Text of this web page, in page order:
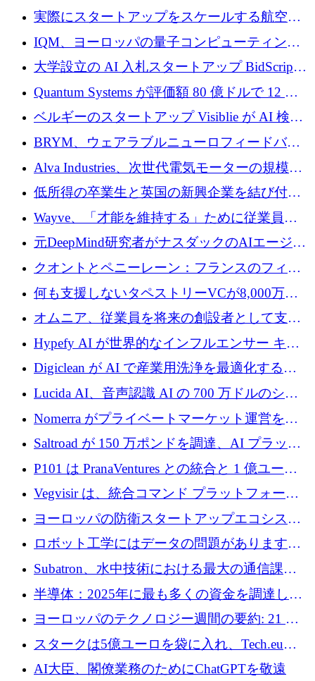
するためにシリーズ A で 2,000 万ドルを確保
実際にスタートアップをスケールする航空イ
ノベーション モデルを学ぶ
IQM、ヨーロッパの量子コンピューティング
企業として初めて米国の主要取引所に上場
大学設立の AI 入札スタートアップ BidScript
がプレシード資金総額 100 万ドルを突破
Quantum Systems が評価額 80 億ドルで 12 億
ドルを調達
ベルギーのスタートアップ Visiblie が AI 検索
の可視化のために 50 万ユーロを調達
BRYM、ウェアラブルニューロフィードバッ
クプラットフォームの開発に65万ユーロを確
Alva Industries、次世代電気モーターの規模拡
大に 1,600 万ユーロを調達
低所得の卒業生と英国の新興企業を結び付け
るためにCommon Pathを開始
Wayve、「才能を維持する」ために従業員に
8,500万ドルの株式公開買い付けを実施
元DeepMind研究者がナスダックのAIエージェ
ントを拡張するためにCreandumの資金調達で
記録を獲得
クオントとペニーレーン：フランスのフィン
テックの友人と敵
何も支援しないタペストリーVCが8,000万ド
ルの資金を調達、ロンドン事務所を開設
オムニア、従業員を将来の創設者として支援
するために Firedrop でファンドを立ち上げる
Hypefy AI が世界的なインフルエンサー キャ
ンペーンを自動化するためにシリーズ A で
720 万ドルを調達
Digiclean が AI で産業用洗浄を最適化するた
めに 250 万ユーロを調達
Lucida AI、音声認識 AI の 700 万ドルのシー
ドラウンドを終了
Nomerra がプライベートマーケット運営を自
動化するために 200 万ドルを調達
Saltroad が 150 万ポンドを調達、AI プラット
フォーム Ogma を買収して子ども向け言語療
法を拡大
P101 は PranaVentures との統合と 1 億ユーロ
のファンドによりシード投資に拡大
Vegvisir は、統合コマンド プラットフォーム
を通じて関連する無人システムを接続するた
めの資金を調達します
ヨーロッパの防衛スタートアップエコシステ
ムとなったハッカソン
ロボット工学にはデータの問題があります。
Macrodata Labs はそれを解決したいと考えて
Subatron、水中技術における最大の通信課題
の 1 つに取り組むために 16 万 2,000 ユーロを
確保
半導体：2025年に最も多くの資金を調達した
10社
ヨーロッパのテクノロジー週間の要約: 21 億
ユーロの取引と Tech.eu Funding Explorer
スタークは5億ユーロを袋に入れ、Tech.eu
Funding Explorerの立ち上げ、そしてルクセン
AI大臣、閣僚業務のためにChatGPTを敬遠